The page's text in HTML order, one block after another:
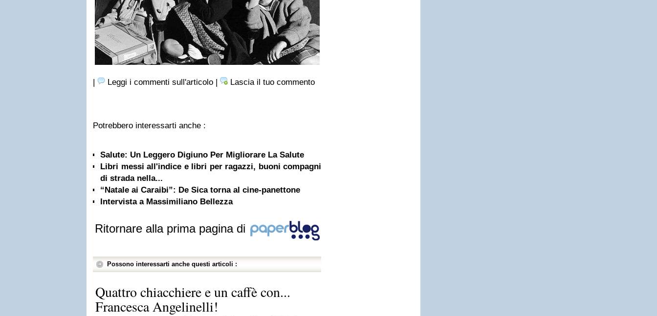
| Leggi i commenti sull'articolo | Lascia il tuo commento
Potrebbero interessarti anche :
Salute: Un Leggero Digiuno Per Migliorare La Salute
Libri messi all'indice e libri per ragazzi, buoni compagni
di strada nella...
“Natale ai Caraibi”: De Sica torna al cine-panettone
Intervista a Massimiliano Bellezza
Ritornare alla prima pagina di
Possono interessarti anche questi articoli :
Quattro chiacchiere e un caffè con...
Francesca Angelinelli!